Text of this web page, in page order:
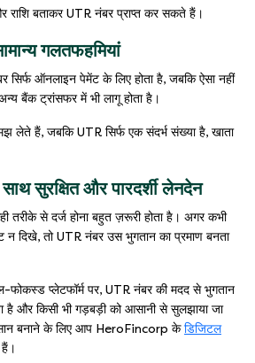
राशि बताकर UTR नंबर प्राप्त कर सकते हैं।
गलतफहमियां
सिर्फ ऑनलाइन पेमेंट के लिए होता है, जबकि ऐसा नहीं
बैंक ट्रांसफर में भी लागू होता है।
लेते हैं, जबकि UTR सिर्फ एक संदर्भ संख्या है, खाता
सुरक्षित और पारदर्शी लेनदेन
तरीके से दर्ज होना बहुत ज़रूरी होता है। अगर कभी
दिखे, तो UTR नंबर उस भुगतान का प्रमाण बनता
प्लेटफॉर्म पर, UTR नंबर की मदद से भुगतान
है और किसी भी गड़बड़ी को आसानी से सुलझाया जा
बनाने के लिए आप HeroFincorp के डिजिटल